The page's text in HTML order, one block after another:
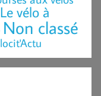
Le vélo à
Non classé